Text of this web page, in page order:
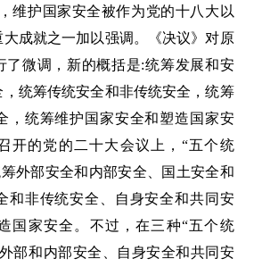
维护国家安全被作为党的十八大以
成就之一加以强调。《决议》对原
了微调，新的概括是:统筹发展和安
统筹传统安全和非传统安全，统筹
，统筹维护国家安全和塑造国家安
开的党的二十大会议上，“五个统
外部安全和内部安全、国土安全和
和非传统安全、自身安全和共同安
国家安全。不过，在三种“五个统
部和内部安全、自身安全和共同安